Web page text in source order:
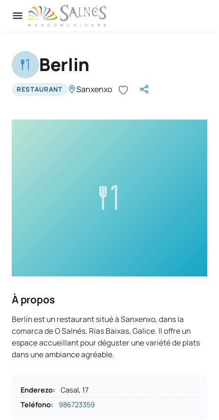
Berlin
RESTAURANT Sanxenxo
À propos
Berlín est un restaurant situé à Sanxenxo, dans la
comarca de O Salnés, Rías Baixas, Galice. Il offre un
espace accueillant pour déguster une variété de plats
dans une ambiance agréable.
Enderezo:
Casal, 17
Teléfono: 986723359